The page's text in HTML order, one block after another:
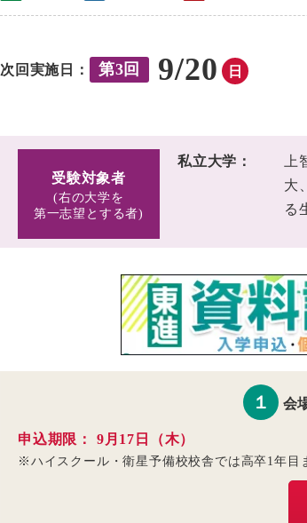
次回実施日： 第3回 9/20 日
受験対象者
(右の大学を
第一志望とする者)
私立大学：
大
る
１ 会
申込期限： 9月17日（木）
※ハイスクール・衛星予備校校舎では高卒1年目